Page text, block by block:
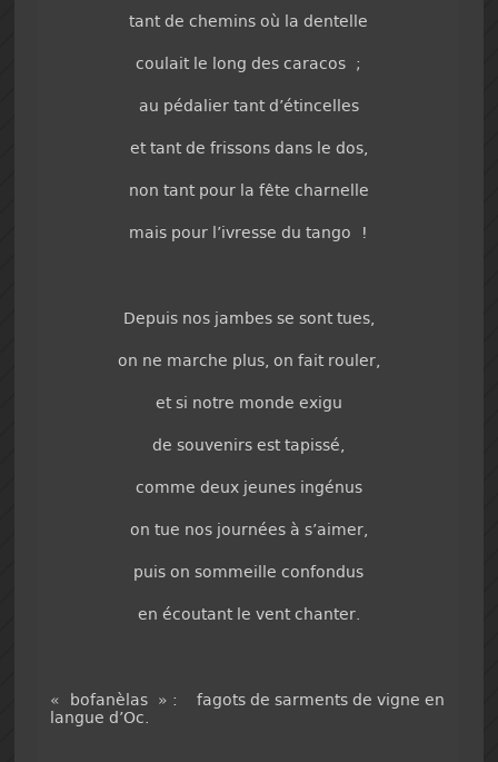
tant de chemins où la dentelle
coulait le long des caracos ;
au pédalier tant d’étincelles
et tant de frissons dans le dos,
non tant pour la fête charnelle
mais pour l’ivresse du tango !
Depuis nos jambes se sont tues,
on ne marche plus, on fait rouler,
et si notre monde exigu
de souvenirs est tapissé,
comme deux jeunes ingénus
on tue nos journées à s’aimer,
puis on sommeille confondus
en écoutant le vent chanter.
« bofanèlas » : fagots de sarments de vigne en
langue d’Oc.